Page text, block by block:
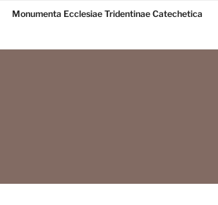
Monumenta Ecclesiae Tridentinae Catechetica